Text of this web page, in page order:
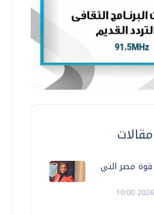
مقالات
قوة مصر التي
الجمعة، 07 اغسطس 2026 10:00